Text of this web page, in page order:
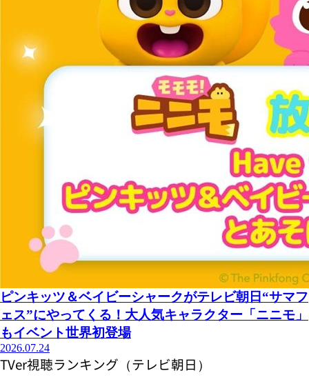
ピンキッツ＆ベイビーシャークがテレビ朝日“サマフ
ェス”にやってくる！大人気キャラクター「ニニモ」
もイベント世界初登場
2026.07.24
TVer視聴ランキング（テレビ朝日）